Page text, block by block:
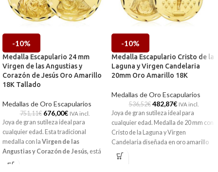
-10%
Medalla Escapulario 24 mm
Virgen de las Angustias y
Corazón de Jesús Oro Amarillo
18K Tallado
Medallas de Oro Escapularios
751,11€ 676,00€ IVA incl.
Joya de gran sutileza ideal para
cualquier edad. Esta tradicional
medalla con la Virgen de las
Angustias y Corazón de Jesús, está
realizada en
-10%
Medalla Escapulario Cristo de la
Laguna y Virgen Candelaria
20mm Oro Amarillo 18K
Medallas de Oro Escapularios
536,52€ 482,87€ IVA incl.
Joya de gran sutileza ideal para
cualquier edad. Medalla de 20 mm con
Cristo de la Laguna y Virgen
Candelaria diseñada en oro amarillo
de 18 kilates
relieve y tallada.